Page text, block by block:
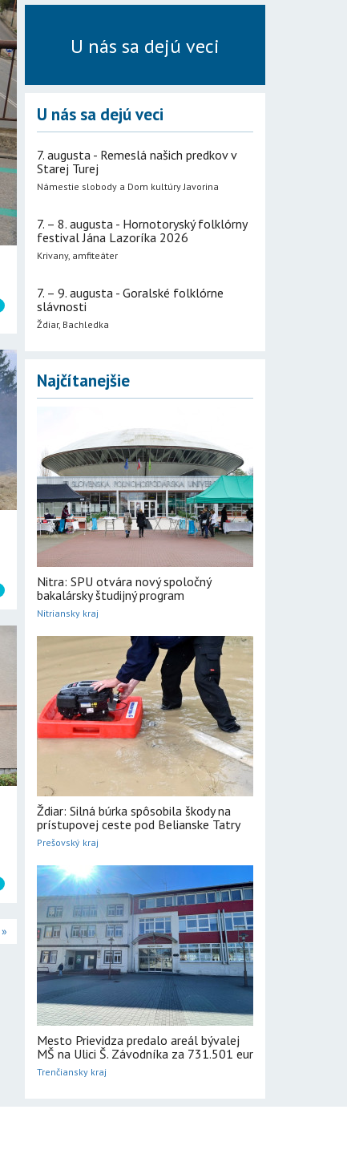
»
U nás sa dejú veci
U nás sa dejú veci
7. augusta - Remeslá našich predkov v
Starej Turej
Námestie slobody a Dom kultúry Javorina
7. – 8. augusta - Hornotoryský folklórny
festival Jána Lazoríka 2026
Krivany, amfiteáter
7. – 9. augusta - Goralské folklórne
slávnosti
Ždiar, Bachledka
Najčítanejšie
Nitra: SPU otvára nový spoločný
bakalársky študijný program
Nitriansky kraj
Ždiar: Silná búrka spôsobila škody na
prístupovej ceste pod Belianske Tatry
Prešovský kraj
Mesto Prievidza predalo areál bývalej
MŠ na Ulici Š. Závodníka za 731.501 eur
Trenčiansky kraj